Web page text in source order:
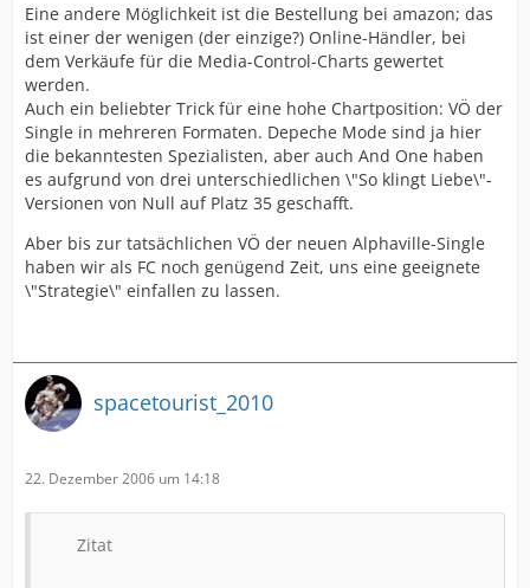
Eine andere Möglichkeit ist die Bestellung bei amazon; das
ist einer der wenigen (der einzige?) Online-Händler, bei
dem Verkäufe für die Media-Control-Charts gewertet
werden.
Auch ein beliebter Trick für eine hohe Chartposition: VÖ der
Single in mehreren Formaten. Depeche Mode sind ja hier
die bekanntesten Spezialisten, aber auch And One haben
es aufgrund von drei unterschiedlichen \"So klingt Liebe\"-
Versionen von Null auf Platz 35 geschafft.
Aber bis zur tatsächlichen VÖ der neuen Alphaville-Single
haben wir als FC noch genügend Zeit, uns eine geeignete
\"Strategie\" einfallen zu lassen.
spacetourist_2010
22. Dezember 2006 um 14:18
Zitat